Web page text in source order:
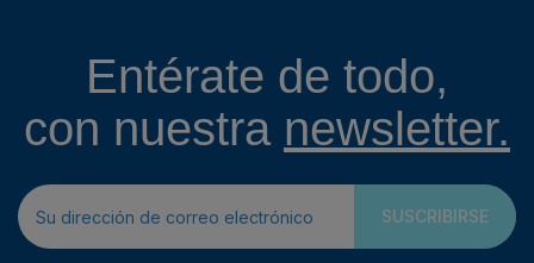
Entérate de todo,
con nuestra newsletter.
SUSCRIBIRSE